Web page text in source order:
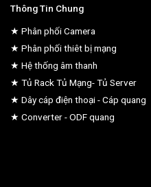
Thông Tin Chung
★ Phân phối Camera
★ Phân phối thiêt bị mạng
★ Hệ thống âm thanh
★ Tủ Rack Tủ Mạng- Tủ Server
★ Dây cáp điện thoại - Cáp quang
★ Converter - ODF quang